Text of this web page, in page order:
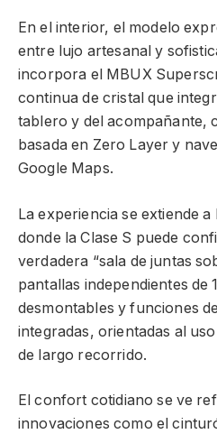
En el interior, el modelo
entre lujo artesanal y
incorpora el MBUX
continua de cristal que
tablero y del acompañante,
basada en Zero Layer y
Google Maps.
La experiencia se extiende
donde la Clase S puede
verdadera “sala de juntas
pantallas independientes de
desmontables y funciones
integradas, orientadas al
de largo recorrido.
El confort cotidiano se ve
innovaciones como el